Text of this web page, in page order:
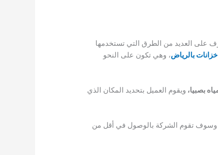
على العديد من الطرق التي تستخدمها
بالرياض، وهي تكون على النحو
بصبيا، ويقوم العميل بتحديد المكان الذي
وسوف تقوم الشركة بالوصول في أقل من